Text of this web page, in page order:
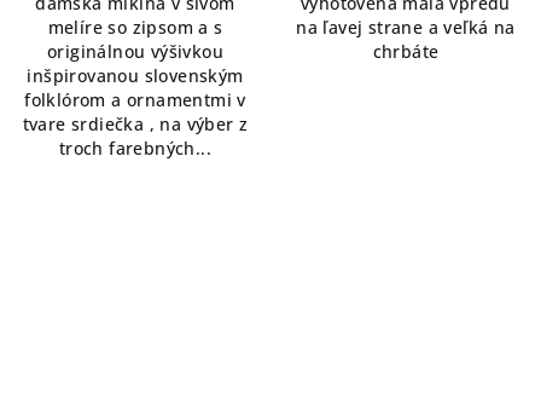
melíre so zipsom a s
originálnou výšivkou
inšpirovanou slovenským
folklórom a ornamentmi v
tvare srdiečka , na výber z
troch farebných...
na ľavej strane a veľká na
chrbáte